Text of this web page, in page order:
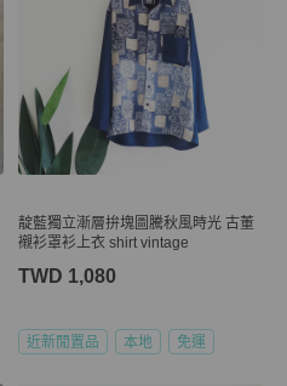
靛藍獨立漸層拚塊圖騰秋風時光 古董
襯衫罩衫上衣 shirt vintage
TWD 1,080
近新閒置品 本地 免運